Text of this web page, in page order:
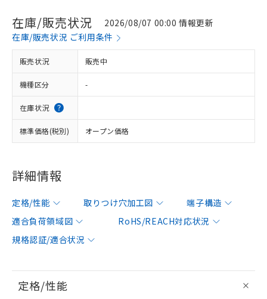
在庫/販売状況
2026/08/07 00:00 情報更新
在庫/販売状況 ご利用条件
販売状況 販売中
機種区分 -
在庫状況
標準価格(税別) オープン価格
詳細情報
定格/性能 取りつけ穴加工図
端子構造
適合負荷領域図
RoHS/REACH対応状況
規格認証/適合状況
定格/性能